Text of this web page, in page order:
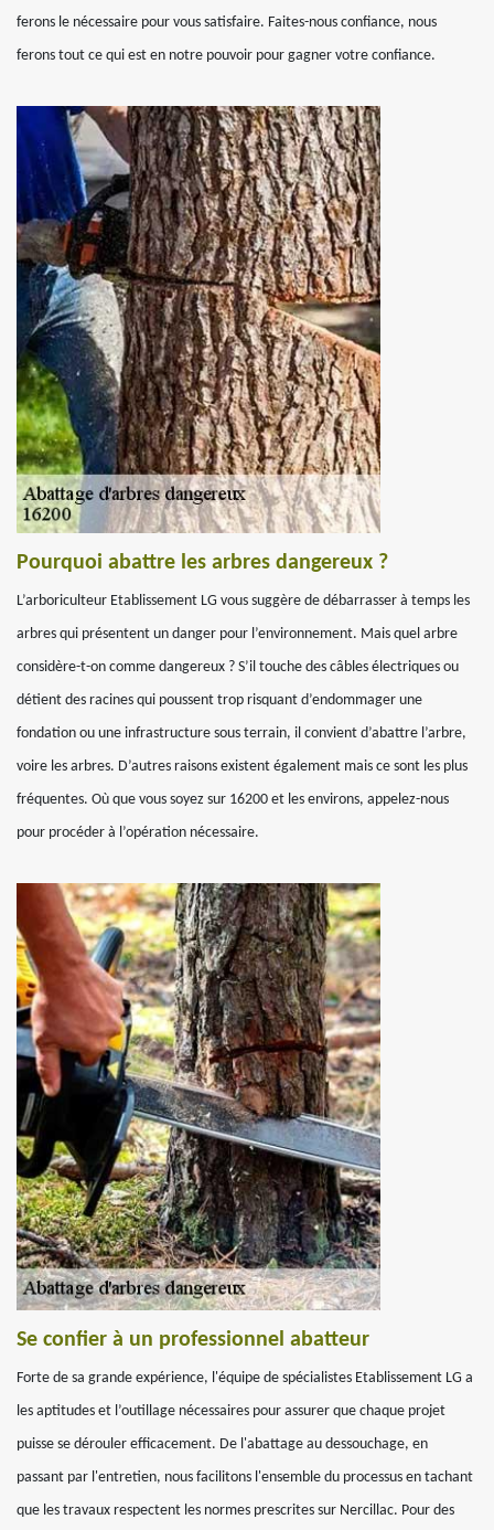
ferons le nécessaire pour vous satisfaire. Faites-nous confiance, nous
ferons tout ce qui est en notre pouvoir pour gagner votre confiance.
Pourquoi abattre les arbres dangereux ?
L’arboriculteur Etablissement LG vous suggère de débarrasser à temps les
arbres qui présentent un danger pour l’environnement. Mais quel arbre
considère-t-on comme dangereux ? S’il touche des câbles électriques ou
détient des racines qui poussent trop risquant d’endommager une
fondation ou une infrastructure sous terrain, il convient d’abattre l’arbre,
voire les arbres. D’autres raisons existent également mais ce sont les plus
fréquentes. Où que vous soyez sur 16200 et les environs, appelez-nous
pour procéder à l’opération nécessaire.
Se confier à un professionnel abatteur
Forte de sa grande expérience, l'équipe de spécialistes Etablissement LG a
les aptitudes et l’outillage nécessaires pour assurer que chaque projet
puisse se dérouler efficacement. De l'abattage au dessouchage, en
passant par l'entretien, nous facilitons l'ensemble du processus en tachant
que les travaux respectent les normes prescrites sur Nercillac. Pour des